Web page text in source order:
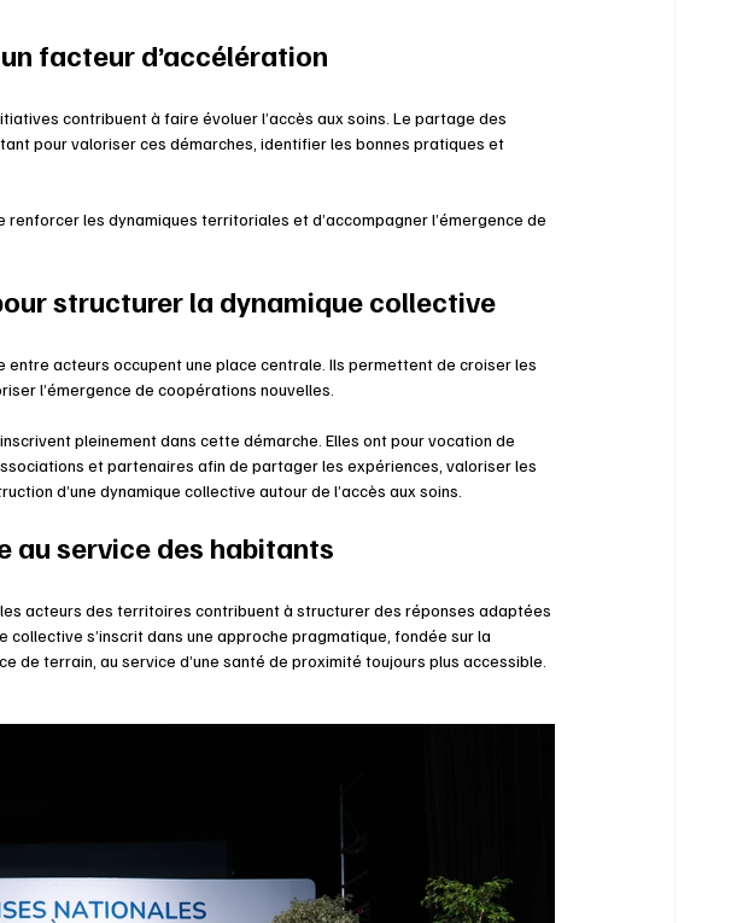
facteur d’accélération
contribuent à faire évoluer l’accès aux soins. Le partage des
pour valoriser ces démarches, identifier les bonnes pratiques et
les dynamiques territoriales et d’accompagner l’émergence de
structurer la dynamique collective
acteurs occupent une place centrale. Ils permettent de croiser les
l’émergence de coopérations nouvelles.
pleinement dans cette démarche. Elles ont pour vocation de
et partenaires afin de partager les expériences, valoriser les
d’une dynamique collective autour de l’accès aux soins.
au service des habitants
acteurs des territoires contribuent à structurer des réponses adaptées
collective s’inscrit dans une approche pragmatique, fondée sur la
de terrain, au service d’une santé de proximité toujours plus accessible.